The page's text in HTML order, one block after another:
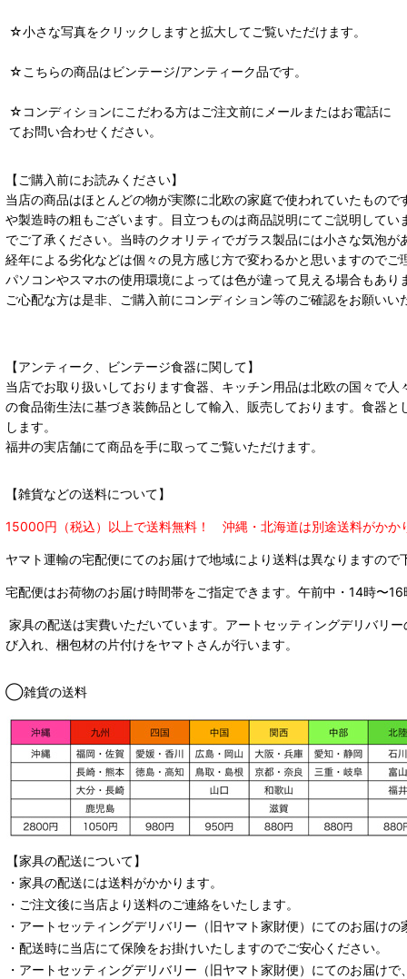
☆小さな写真をクリックしますと拡大してご覧いただけます。
☆こちらの商品はビンテージ/アンティーク品です。
☆コンディションにこだわる方はご注文前にメールまたはお電話に
てお問い合わせください。
【ご購入前にお読みください】
当店の商品はほとんどの物が実際に北欧の家庭で使われていたもの
や製造時の粗もございます。目立つものは商品説明にてご説明して
でご了承ください。当時のクオリティでガラス製品には小さな気泡が
経年による劣化などは個々の見方感じ方で変わるかと思いますのでご
パソコンやスマホの使用環境によっては色が違って見える場合もあ
ご心配な方は是非、ご購入前にコンディション等のご確認をお願い
【アンティーク、ビンテージ食器に関して】
当店でお取り扱いしております食器、キッチン用品は北欧の国々で
の食品衛生法に基づき装飾品として輸入、販売しております。食器
します。
福井の実店舗にて商品を手に取ってご覧いただけます。
【雑貨などの送料について】
15000円（税込）以上で送料無料！ 沖縄・北海道は別途送料がかか
ヤマト運輸の宅配便にてのお届けで地域により送料は異なりますので
宅配便はお荷物のお届け時間帯をご指定できます。 午前中・14時〜
家具の配送は実費いただいています。アートセッティングデリバリ
び入れ、梱包材の片付けをヤマトさんが行います。
◯雑貨の送料
【家具の配送について】
・家具の配送には送料がかかります。
・ご注文後に当店より送料のご連絡をいたします。
・ アートセッティングデリバリー （旧ヤマト家財便） にてのお届けの
・配送時に当店にて保険をお掛けいたしますのでご安心ください。
・ アートセッティングデリバリー （旧ヤマト家財便） にてのお届けで